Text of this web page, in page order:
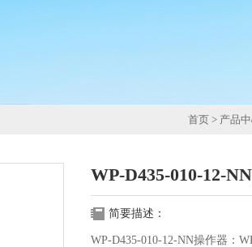
首页 > 产品
WP-D435-010-12-
简要描述：
WP-D435-010-12-NN操作器：